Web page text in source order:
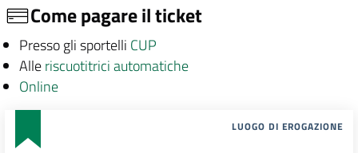
Come pagare il ticket
Presso gli sportelli CUP
Alleriscuotitrici automatiche
Online
LUOGO DI EROGAZIONE